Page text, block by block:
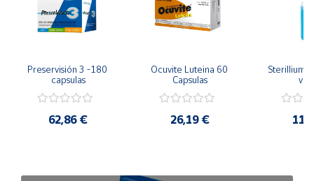
Preservisión 3 -180
capsulas
62,86 €
Ocuvite Luteina 60
Capsulas
26,19 €
Sterillium